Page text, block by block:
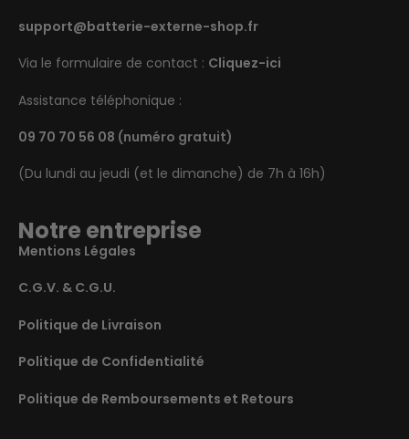
support@batterie-externe-shop.fr
Via le formulaire de contact : Cliquez-ici
Assistance téléphonique :
09 70 70 56 08 (numéro gratuit)
(Du lundi au jeudi (et le dimanche) de 7h à 16h)
Notre entreprise
Mentions Légales
C.G.V. & C.G.U.
Politique de Livraison
Politique de Confidentialité
Politique de Remboursements et Retours